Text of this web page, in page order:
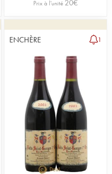
Prix à l'unité 20€
ENCHÈRE 1